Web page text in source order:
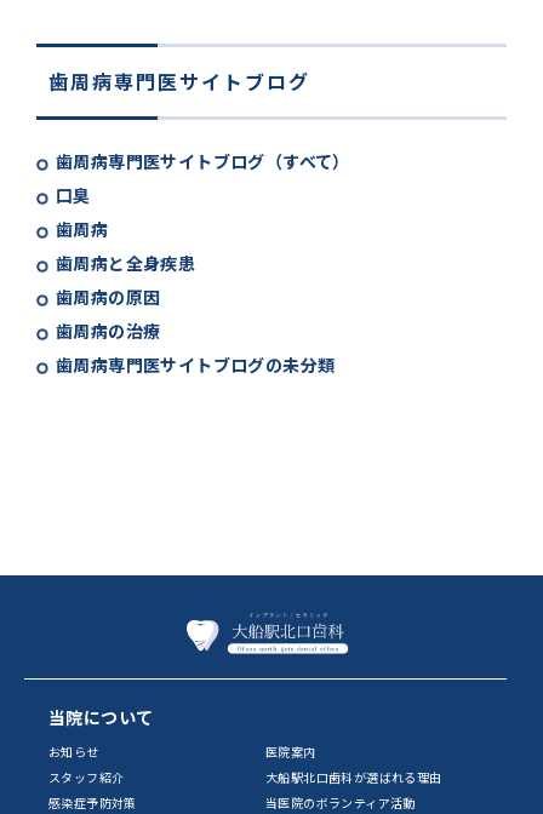
歯周病専門医サイトブログ
歯周病専門医サイトブログ（すべて）
口臭
歯周病
歯周病と全身疾患
歯周病の原因
歯周病の治療
歯周病専門医サイトブログの未分類
当院について
お知らせ
医院案内
スタッフ紹介
大船駅北口歯科が選ばれる理由
感染症予防対策
当医院のボランティア活動